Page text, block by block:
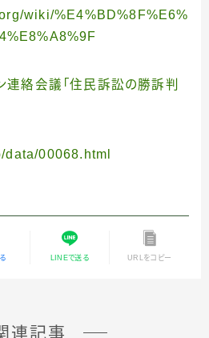
wiki/%E4%BD%8F%E6%
連絡会議「住民訴訟の勝訴判
00068.html
LINEで送る URLをコピー
連記事